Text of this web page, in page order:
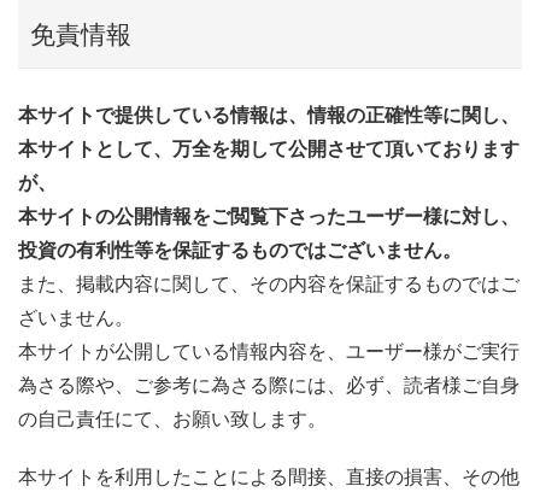
免責情報
本サイトで提供している情報は、情報の正確性等に関し、
本サイトとして、万全を期して公開させて頂いております
が、
本サイトの公開情報をご閲覧下さったユーザー様に対し、
投資の有利性等を保証するものではございません。
また、掲載内容に関して、その内容を保証するものではご
ざいません。
本サイトが公開している情報内容を、ユーザー様がご実行
為さる際や、ご参考に為さる際には、必ず、読者様ご自身
の自己責任にて、お願い致します。
本サイトを利用したことによる間接、直接の損害、その他